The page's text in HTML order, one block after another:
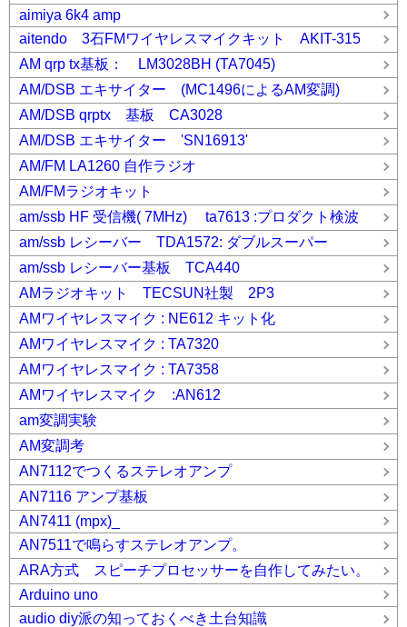
aimiya 6k4 amp
aitendo 3石FMワイヤレスマイクキット AKIT-315
AM qrp tx基板： LM3028BH (TA7045)
AM/DSB エキサイター (MC1496によるAM変調)
AM/DSB qrptx 基板 CA3028
AM/DSB エキサイター 'SN16913'
AM/FM LA1260 自作ラジオ
AM/FMラジオキット
am/ssb HF 受信機( 7MHz) ta7613 :プロダクト検波
am/ssb レシーバー TDA1572: ダブルスーパー
am/ssb レシーバー基板 TCA440
AMラジオキット TECSUN社製 2P3
AMワイヤレスマイク : NE612 キット化
AMワイヤレスマイク : TA7320
AMワイヤレスマイク : TA7358
AMワイヤレスマイク :AN612
am変調実験
AM変調考
AN7112でつくるステレオアンプ
AN7116 アンプ基板
AN7411 (mpx)_
AN7511で鳴らすステレオアンプ。
ARA方式 スピーチプロセッサーを自作してみたい。
Arduino uno
audio diy派の知っておくべき土台知識